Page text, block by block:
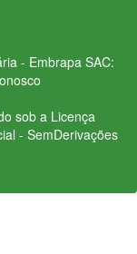
- Embrapa SAC:
sob a Licença
- SemDerivações